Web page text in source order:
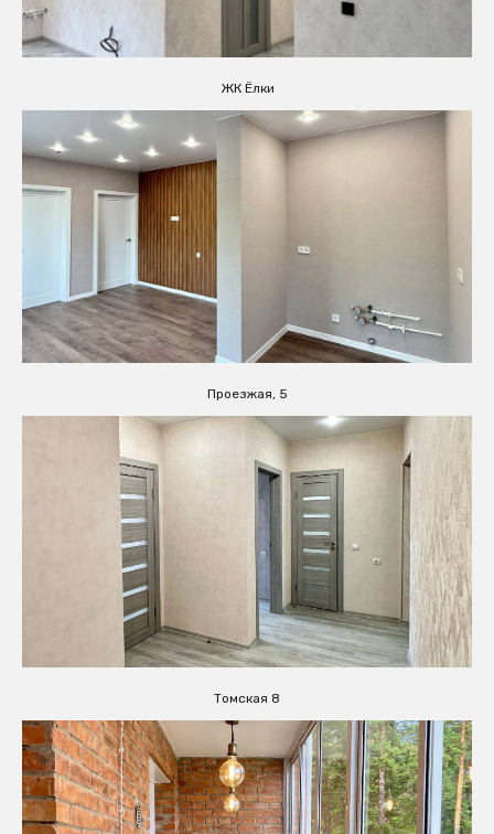
ЖК Ёлки
Проезжая, 5
Томская 8